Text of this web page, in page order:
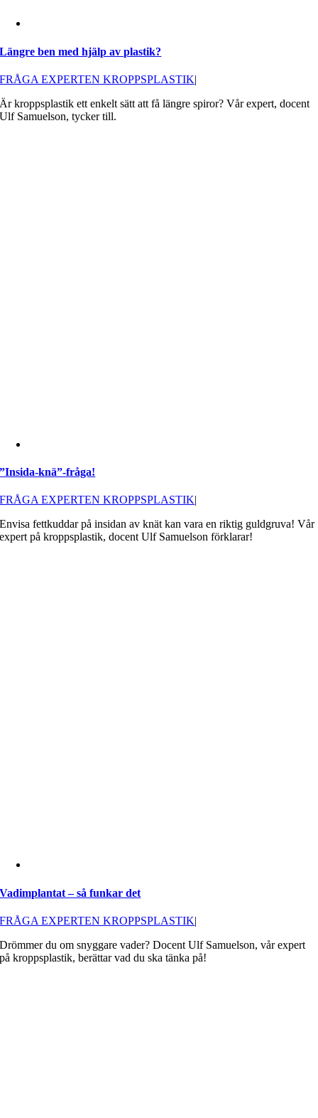
Längre ben med hjälp av plastik?
FRÅGA EXPERTEN KROPPSPLASTIK|
Är kroppsplastik ett enkelt sätt att få längre spiror? Vår expert, docent
Ulf Samuelson, tycker till.
”Insida-knä”-fråga!
FRÅGA EXPERTEN KROPPSPLASTIK
Envisa fettkuddar på insidan av knät kan vara en riktig guldgruva! Vår
expert på kroppsplastik, docent Ulf Samuelson förklarar!
Vadimplantat – så funkar det
FRÅGA EXPERTEN KROPPSPLASTIK|
Drömmer du om snyggare vader? Docent Ulf Samuelson, vår expert
på kroppsplastik, berättar vad du ska tänka på!